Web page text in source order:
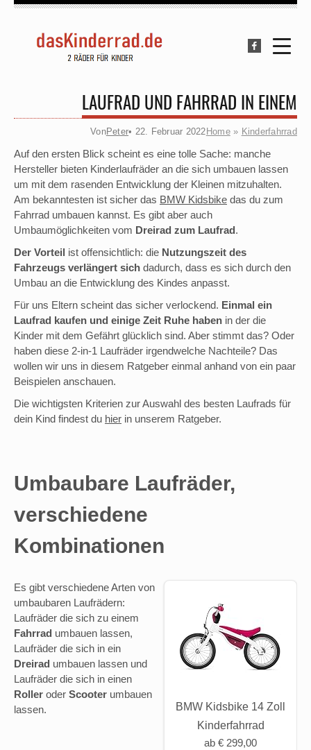
LAUFRAD UND FAHRRAD IN EINEM
VonPeter• 22. Februar 2022 Home » Kinderfahrrad
Auf den ersten Blick scheint es eine tolle Sache: manche
Hersteller bieten Kinderlaufräder an die sich umbauen lassen
um mit dem rasenden Entwicklung der Kleinen mitzuhalten.
Am bekanntesten ist sicher das BMW Kidsbike das du zum
Fahrrad umbauen kannst. Es gibt aber auch
Umbaumöglichkeiten vom Dreirad zum Laufrad.
Der Vorteil ist offensichtlich: die Nutzungszeit des
Fahrzeugs verlängert sich dadurch, dass es sich durch den
Umbau an die Entwicklung des Kindes anpasst.
Für uns Eltern scheint das sicher verlockend. Einmal ein
Laufrad kaufen und einige Zeit Ruhe haben in der die
Kinder mit dem Gefährt glücklich sind. Aber stimmt das? Oder
haben diese 2-in-1 Laufräder irgendwelche Nachteile? Das
wollen wir uns in diesem Ratgeber einmal anhand von ein paar
Beispielen anschauen.
Die wichtigsten Kriterien zur Auswahl des besten Laufrads für
dein Kind findest du hier in unserem Ratgeber.
Umbaubare Laufräder,
verschiedene
Kombinationen
BMW Kidsbike 14 Zoll
Kinderfahrrad
ab € 299,00
Es gibt verschiedene Arten von
umbaubaren Laufrädern:
Laufräder die sich zu einem
Fahrrad umbauen lassen,
Laufräder die sich in ein
Dreirad umbauen lassen und
Laufräder die sich in einen
Roller oder Scooter umbauen
lassen.